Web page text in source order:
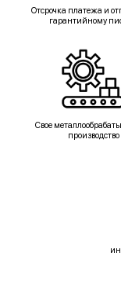
Отсрочка платежа и
гарантийному
Свое
производство